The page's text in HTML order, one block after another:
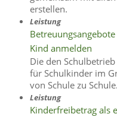
erstellen.
Leistung
Kind anmelden
Die den
für Schulkinder im
von Schule zu Schule.
Leistung
Kinderfreibetrag als